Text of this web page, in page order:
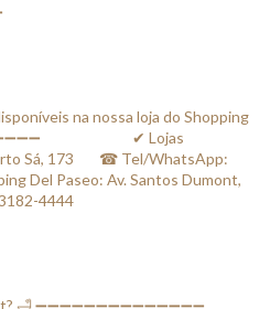
na nossa loja do Shopping
⠀⠀⠀⠀⠀⠀⠀⠀✔ Lojas
Sá, 173⠀⠀ ☎ Tel/WhatsApp:
Del Paseo: Av. Santos Dumont,
4444⠀⠀⠀⠀ ⠀⠀⠀⠀⠀